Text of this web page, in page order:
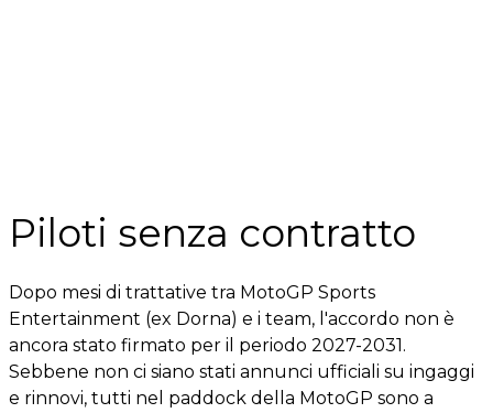
Piloti senza contratto
Dopo mesi di trattative tra MotoGP Sports
Entertainment (ex Dorna) e i team, l'accordo non è
ancora stato firmato per il periodo 2027-2031.
Sebbene non ci siano stati annunci ufficiali su ingaggi
e rinnovi, tutti nel paddock della MotoGP sono a